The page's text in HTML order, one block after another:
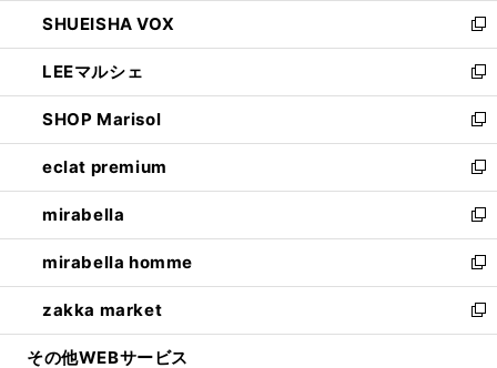
で
開
く
ド
ウ
で
開
く
ィ
ン
ド
ウ
で
開
く
し
い
ウ
ィ
ン
ド
ウ
で
開
く
SHUEISHA VOX
新
し
い
ウ
ィ
ン
ド
ウ
で
開
く
LEEマルシェ
新
し
い
ウ
ィ
ン
ド
ウ
で
開
く
SHOP Marisol
新
し
い
ウ
ィ
ン
ド
ウ
で
開
eclat premium
新
し
い
ウ
ィ
ン
ド
ウ
mirabella
新
し
い
ウ
ィ
ン
mirabella homme
新
し
い
ウ
zakka market
新
し
その他WEBサービス